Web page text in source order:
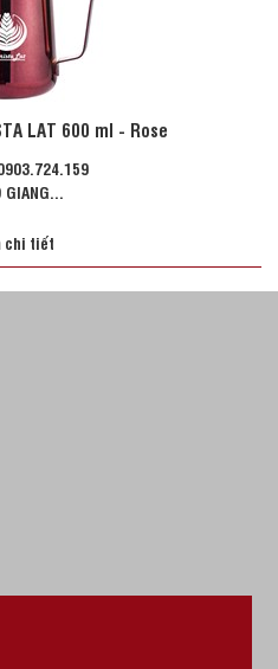
LAT 600 ml - Rose
chi tiết